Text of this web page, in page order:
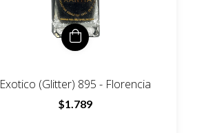
Exotico (Glitter) 895 - Florencia
$1.789